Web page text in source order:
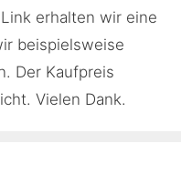
erhalten wir eine
beispielsweise
Der Kaufpreis
Vielen Dank.